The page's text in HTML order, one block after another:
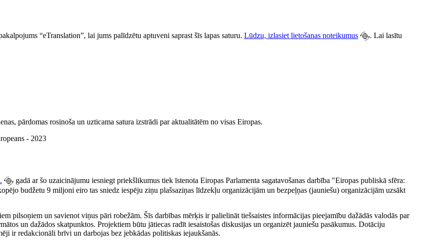
“eTranslation”, lai jums palīdzētu aptuveni saprast šīs lapas saturu. Lūdzu, izlasiet lietošanas noteikumus
. Lai lasītu
pārdomas rosinoša un uzticama satura izstrādi par aktualitātēm no visas Eiropas.
gadā ar šo uzaicinājumu iesniegt priekšlikumus tiek īstenota Eiropas Parlamenta sagatavošanas darbība "Eiropas publiskā sfēra:
budžetu 9 miljoni eiro tas sniedz iespēju ziņu plašsaziņas līdzekļu organizācijām un bezpeļņas (jauniešu) organizācijām uzsākt
pilsoņiem un savienot viņus pāri robežām. Šīs darbības mērķis ir palielināt tiešsaistes informācijas pieejamību dažādās valodās par
un dažādos skatpunktos. Projektiem būtu jātiecas radīt iesaistošas diskusijas un organizēt jauniešu pasākumus. Dotāciju
ir redakcionāli brīvi un darbojas bez jebkādas politiskas iejaukšanās.